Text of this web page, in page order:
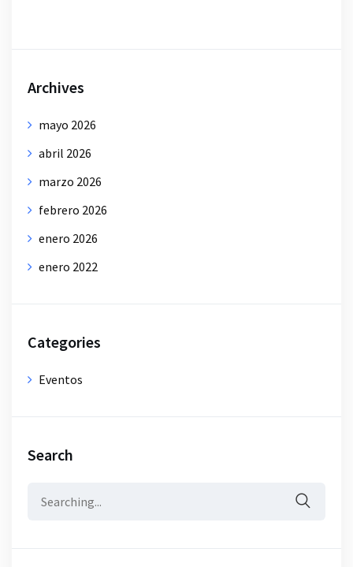
Archives
mayo 2026
abril 2026
marzo 2026
febrero 2026
enero 2026
enero 2022
Categories
Eventos
Search